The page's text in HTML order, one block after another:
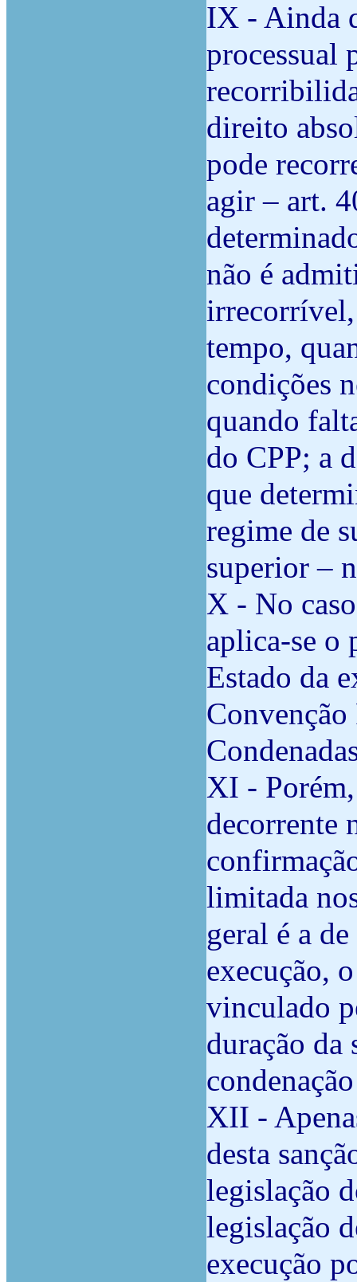
IX - Ainda
processual
direito
pode
agir – art.
não é
tempo,
condições
quando
do CPP; a
que
regime de
superior –
X - No
aplica-se o
Estado da
Convenção
XI - Porém,
decorrente
limitada
geral é a
execução,
vinculado
duração da
XII -
desta
legislação
legislação
execução